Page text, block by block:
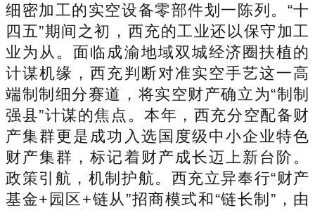
细密加工的实空设备零部件划一陈列。“十
四五”期间之初，西充的工业还以保守加工
业为从。面临成渝地域双城经济圈扶植的
计谋机缘，西充判断对准实空手艺这一高
端制制细分赛道，将实空财产确立为“制制
强县”计谋的焦点。本年，西充分空配备财
产集群更是成功入选国度级中小企业特色
财产集群，标记着财产成长迈上新台阶。
政策引航，机制护航。西充立异奉行“财产
基金+园区+链从”招商模式和“链长制”，由